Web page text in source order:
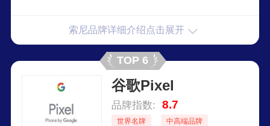
索尼品牌详细介绍点击展开
TOP 6
谷歌Pixel
品牌指数: 8.7
世界名牌 中高端品牌